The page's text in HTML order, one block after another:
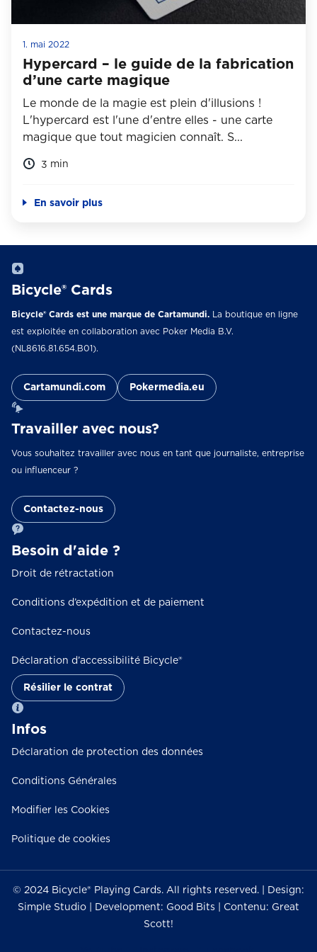
1. mai 2022
Hypercard – le guide de la fabrication
d’une carte magique
Le monde de la magie est plein d'illusions !
L'hypercard est l'une d'entre elles - une carte
magique que tout magicien connaît. S...
3 min
En savoir plus
Bicycle® Cards
Bicycle® Cards est une marque de Cartamundi.
La boutique en ligne
est exploitée en collaboration avec Poker Media B.V.
(NL8616.81.654.B01).
Cartamundi.com Pokermedia.eu
Travailler avec nous?
Vous souhaitez travailler avec nous en tant que journaliste, entreprise
ou influenceur ?
Contactez-nous
Besoin d'aide ?
Droit de rétractation
Conditions d’expédition et de paiement
Contactez-nous
Déclaration d’accessibilité Bicycle®
Résilier le contrat
Infos
Déclaration de protection des données
Conditions Générales
Modifier les Cookies
Politique de cookies
© 2024 Bicycle® Playing Cards. All rights reserved. | Design:
Simple Studio | Development: Good Bits | Contenu: Great
Scott!